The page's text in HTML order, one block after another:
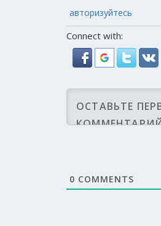
авторизуйтесь
Connect with:
0 COMMENTS